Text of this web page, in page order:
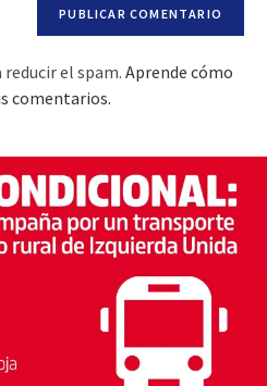
el spam. Aprende cómo
comentarios.